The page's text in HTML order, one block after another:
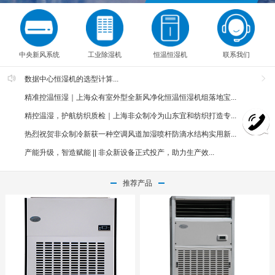
中央新风系统 工业除湿机 恒温恒湿机 联系我们
数据中心恒湿机的选型计算...
精准控温恒湿｜上海众有室外型全新风净化恒温恒湿机组落地宝...
精控温湿，护航纺织质检｜上海非众制冷为山东宜和纺织打造专...
热烈祝贺非众制冷新获一种空调风道加湿喷杆防滴水结构实用新...
产能升级，智造赋能 || 非众新设备正式投产，助力生产效...
推荐产品